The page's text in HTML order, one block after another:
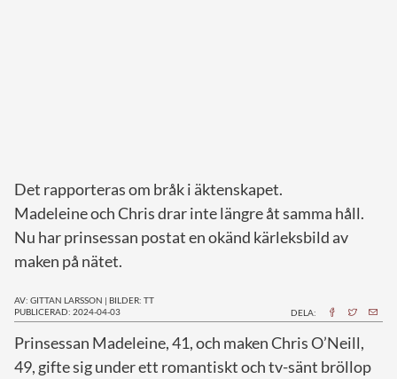
Det rapporteras om bråk i äktenskapet.
Madeleine och Chris drar inte längre åt samma håll.
Nu har prinsessan postat en okänd kärleksbild av
maken på nätet.
AV: GITTAN LARSSON | BILDER: TT
PUBLICERAD: 2024-04-03
DELA:
Prinsessan Madeleine, 41, och maken Chris O’Neill,
49, gifte sig under ett romantiskt och tv-sänt bröllop